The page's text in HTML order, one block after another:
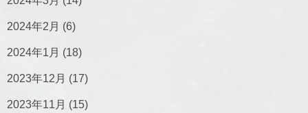
2024年2月 (6)
2024年1月 (18)
2023年12月 (17)
2023年11月 (15)